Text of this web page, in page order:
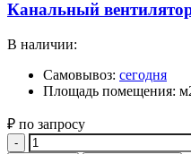
Канальный
В наличии:
Самовывоз: сегодня
Площадь помещения:
₽ по запросу
Quantity